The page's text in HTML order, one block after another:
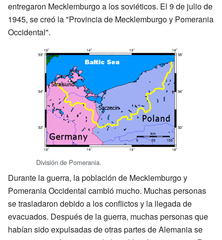
entregaron Mecklemburgo a los soviéticos. El 9 de julio de
1945, se creó la "Provincia de Mecklemburgo y Pomerania
Occidental".
División de Pomerania.
Durante la guerra, la población de Mecklemburgo y
Pomerania Occidental cambió mucho. Muchas personas
se trasladaron debido a los conflictos y la llegada de
evacuados. Después de la guerra, muchas personas que
habían sido expulsadas de otras partes de Alemania se